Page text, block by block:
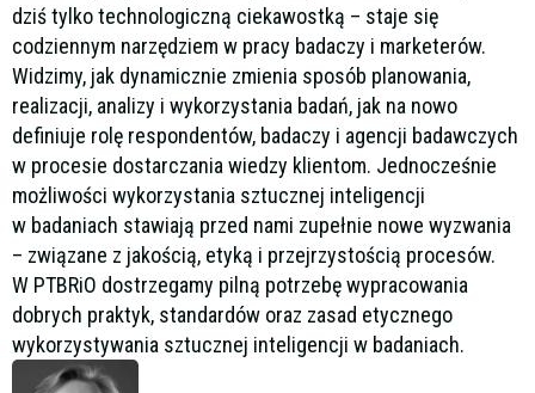
dziś tylko technologiczną ciekawostką – staje się
codziennym narzędziem w pracy badaczy i marketerów.
Widzimy, jak dynamicznie zmienia sposób planowania,
realizacji, analizy i wykorzystania badań, jak na nowo
definiuje rolę respondentów, badaczy i agencji badawczych
w procesie dostarczania wiedzy klientom. Jednocześnie
możliwości wykorzystania sztucznej inteligencji
w badaniach stawiają przed nami zupełnie nowe wyzwania
– związane z jakością, etyką i przejrzystością procesów.
W PTBRiO dostrzegamy pilną potrzebę wypracowania
dobrych praktyk, standardów oraz zasad etycznego
wykorzystywania sztucznej inteligencji w badaniach.